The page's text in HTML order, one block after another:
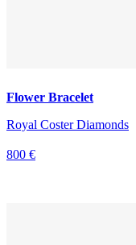
Flower Bracelet
Royal Coster Diamonds
800 €